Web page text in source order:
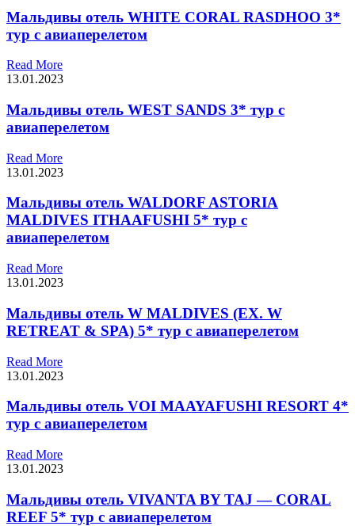
Мальдивы отель WHITE CORAL RASDHOO 3*
тур с авиаперелетом
Read More
13.01.2023
Мальдивы отель WEST SANDS 3* тур с
авиаперелетом
Read More
13.01.2023
Мальдивы отель WALDORF ASTORIA
MALDIVES ITHAAFUSHI 5* тур с
авиаперелетом
Read More
13.01.2023
Мальдивы отель W MALDIVES (EX. W
RETREAT & SPA) 5* тур с авиаперелетом
Read More
13.01.2023
Мальдивы отель VOI MAAYAFUSHI RESORT 4*
тур с авиаперелетом
Read More
13.01.2023
Мальдивы отель VIVANTA BY TAJ — CORAL
REEF 5* тур с авиаперелетом